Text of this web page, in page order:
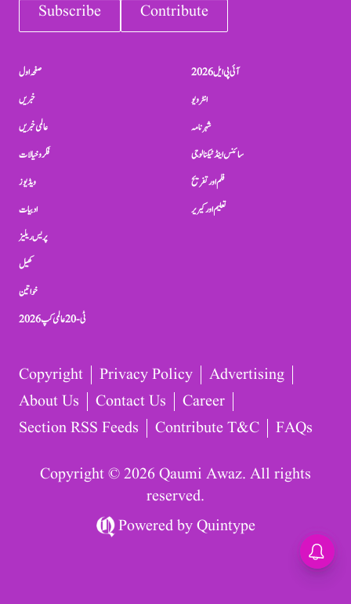
Subscribe Contribute
صفحہ اول
خبریں
عالمی خبریں
فکر و خیالات
ویڈیوز
ادبیات
پریس ریلیز
کھیل
خواتین
ٹی-20 عالمی کپ 2026
آئی پی ایل 2026
انٹرویو
شہرنامہ
سائنس اینڈ ٹیکنالوجی
فلم اور تفریح
تعلیم اور کیریر
Copyright Privacy Policy
Advertising
About Us
Contact Us
Career
Section RSS Feeds
Contribute T&C FAQs
Copyright © 2026 Qaumi Awaz. All rights
reserved.
Powered byQuintype